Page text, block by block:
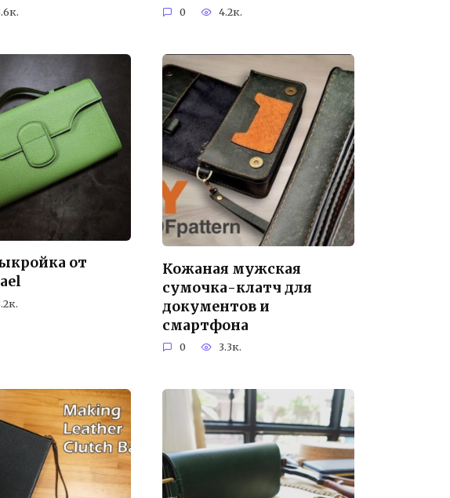
0 4.2к.
от
Кожаная мужская
сумочка-клатч для
документов и
смартфона
0 3.3к.